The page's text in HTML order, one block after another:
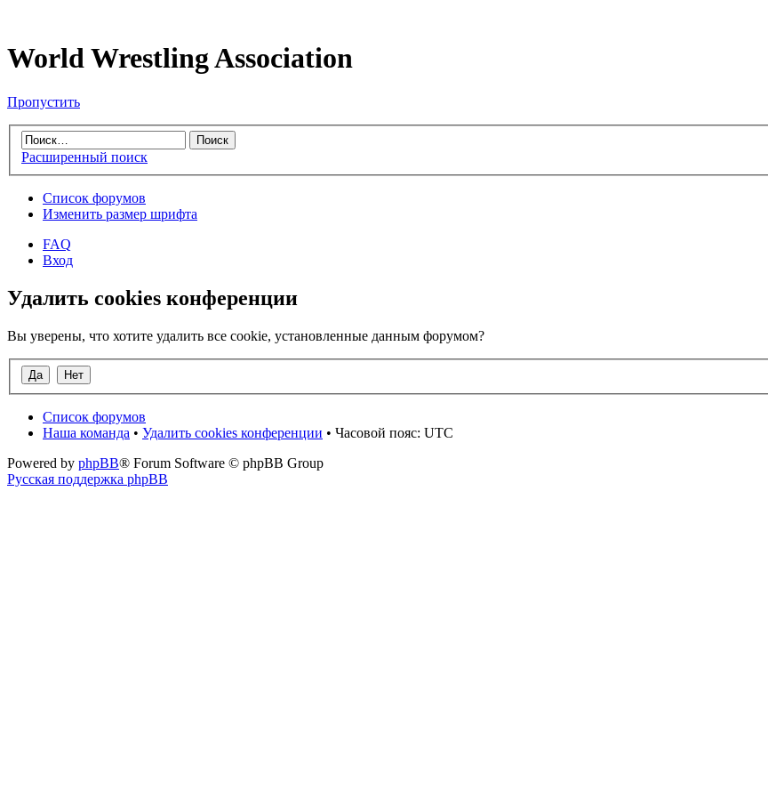
World Wrestling Association
Пропустить
Расширенный поиск
Список форумов
Изменить размер шрифта
FAQ
Вход
Удалить cookies конференции
Вы уверены, что хотите удалить все cookie, установленные данным форумом?
Список форумов
Наша команда • Удалить cookies конференции • Часовой пояс: UTC
Powered by phpBB® Forum Software © phpBB Group
Русская поддержка phpBB